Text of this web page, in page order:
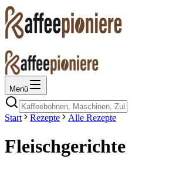
Menü
Start Rezepte Alle Rezepte
Fleischgerichte